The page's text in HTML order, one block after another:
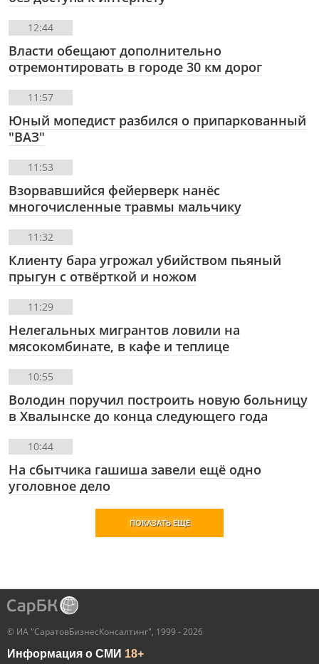
12:44
Власти обещают дополнительно
отремонтировать в городе 30 км дорог
11:57
Юный мопедист разбился о припаркованный
"ВАЗ"
11:53
Взорвавшийся фейерверк нанёс
многочисленные травмы мальчику
11:32
Клиенту бара угрожал убийством пьяный
прыгун с отвёрткой и ножом
11:29
Нелегальных мигрантов ловили на
мясокомбинате, в кафе и теплице
10:55
Володин поручил построить новую больницу
в Хвалынске до конца следующего года
10:44
На сбытчика гашиша завели ещё одно
уголовное дело
ПОКАЗАТЬ ЕЩЕ
© ИА "СаратовБизнесКонсалтинг", 1999 - 2026
Информация о СМИ 18+